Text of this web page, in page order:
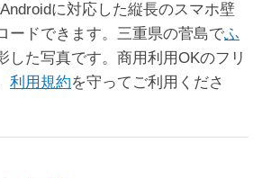
に対応した縦長のスマホ壁
ードできます。三重県の菅島でふ
した写真です。商用利用OKのフリ
利用規約を守ってご利用くださ